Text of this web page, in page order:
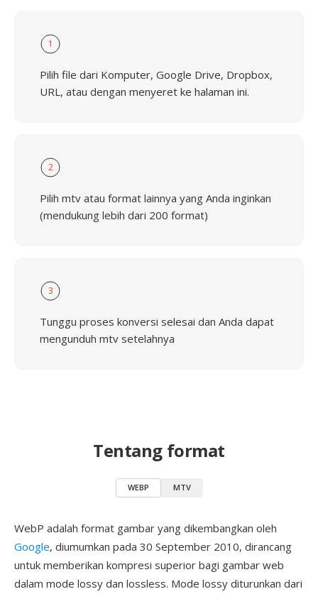
1
Pilih file dari Komputer, Google Drive, Dropbox,
URL, atau dengan menyeret ke halaman ini.
2
Pilih mtv atau format lainnya yang Anda inginkan
(mendukung lebih dari 200 format)
3
Tunggu proses konversi selesai dan Anda dapat
mengunduh mtv setelahnya
Tentang format
WEBP MTV
WebP adalah format gambar yang dikembangkan oleh
Google, diumumkan pada 30 September 2010, dirancang
untuk memberikan kompresi superior bagi gambar web
dalam mode lossy dan lossless. Mode lossy diturunkan dari